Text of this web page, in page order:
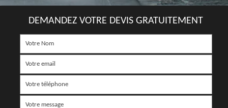
DEMANDEZ VOTRE DEVIS GRATUITEMENT